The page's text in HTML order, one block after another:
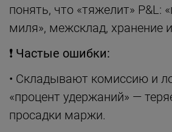
понять, что «тяжелит» P&L:
миля», межсклад, хранение
❗ Частые ошибки:
• Складывают комиссию и
«процент удержаний» —
просадки маржи.